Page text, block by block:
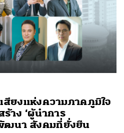
สียงแห่งความภาคภูมิใจ
าง ‘ผู้นำการ
ฒนา สังคมที่ยั่งยืน